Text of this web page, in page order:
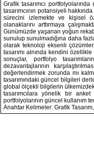
Grafik tasarımcı
tasarımcının potansiyeli
sürecini izlemekte ve kişisel
olanaklarını arttırmaya
Günümüzde yaşanan yoğun
sunulup sunulmadığına daha
olarak teknoloji eksenli
tasarımı alnında kendini
sonuçlar, portfolyo
dezavantajlarının
değerlendirmek zorunda mı
tasarımındaki güncel bilgileri
global ölçekli bilgilerin
tasarımcılara yönelik bir
portfolyolarının güncel kullanım
Anahtar Kelimeler: Grafik